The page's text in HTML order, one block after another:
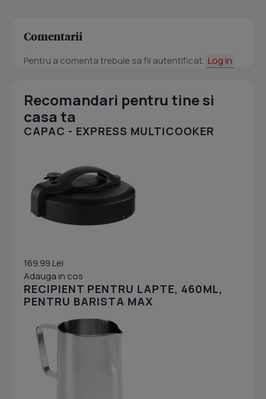
Comentarii
Pentru a comenta trebuie sa fii autentificat. Log in
Recomandari pentru tine si
casa ta
CAPAC - EXPRESS MULTICOOKER
169.99 Lei
Adauga in cos
RECIPIENT PENTRU LAPTE, 460ML,
PENTRU BARISTA MAX